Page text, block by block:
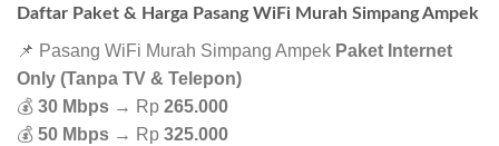
Daftar Paket & Harga Pasang WiFi Murah Simpang Ampek
📌 Pasang WiFi Murah Simpang Ampek Paket Internet
Only (Tanpa TV & Telepon)
💰 30 Mbps → Rp 265.000
💰 50 Mbps → Rp 325.000